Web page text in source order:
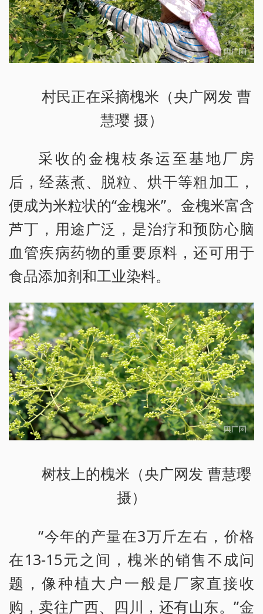
村民正在采摘槐米（央广网发 曹
慧璎 摄）
采收的金槐枝条运至基地厂房
后，经蒸煮、脱粒、烘干等粗加工，
便成为米粒状的“金槐米”。金槐米富含
芦丁，用途广泛，是治疗和预防心脑
血管疾病药物的重要原料，还可用于
食品添加剂和工业染料。
树枝上的槐米（央广网发 曹慧璎
摄）
“今年的产量在3万斤左右，价格
在13-15元之间，槐米的销售不成问
题，像种植大户一般是厂家直接收
购，卖往广西、四川，还有山东。”金